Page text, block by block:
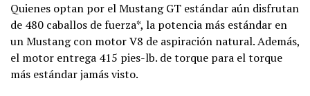
Quienes optan por el Mustang GT estándar aún disfrutan
de 480 caballos de fuerza*, la potencia más estándar en
un Mustang con motor V8 de aspiración natural. Además,
el motor entrega 415 pies-lb. de torque para el torque
más estándar jamás visto.